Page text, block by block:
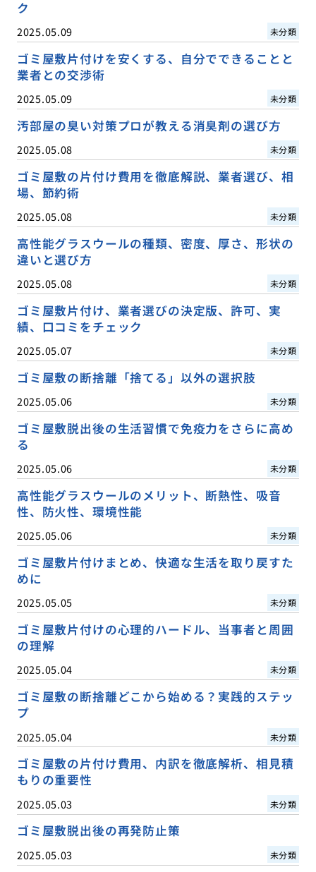
ク
2025.05.09 未分類
ゴミ屋敷片付けを安くする、自分でできることと
業者との交渉術
2025.05.09 未分類
汚部屋の臭い対策プロが教える消臭剤の選び方
2025.05.08 未分類
ゴミ屋敷の片付け費用を徹底解説、業者選び、相
場、節約術
2025.05.08 未分類
高性能グラスウールの種類、密度、厚さ、形状の
違いと選び方
2025.05.08 未分類
ゴミ屋敷片付け、業者選びの決定版、許可、実
績、口コミをチェック
2025.05.07 未分類
ゴミ屋敷の断捨離「捨てる」以外の選択肢
2025.05.06 未分類
ゴミ屋敷脱出後の生活習慣で免疫力をさらに高め
る
2025.05.06 未分類
高性能グラスウールのメリット、断熱性、吸音
性、防火性、環境性能
2025.05.06 未分類
ゴミ屋敷片付けまとめ、快適な生活を取り戻すた
めに
2025.05.05 未分類
ゴミ屋敷片付けの心理的ハードル、当事者と周囲
の理解
2025.05.04 未分類
ゴミ屋敷の断捨離どこから始める？実践的ステッ
プ
2025.05.04 未分類
ゴミ屋敷の片付け費用、内訳を徹底解析、相見積
もりの重要性
2025.05.03 未分類
ゴミ屋敷脱出後の再発防止策
2025.05.03 未分類